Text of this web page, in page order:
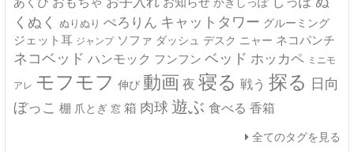
くぬく ぬりぬり ぺろりん キャットタワー グルーミング
ジェット耳 ジャンプ ソファ ダッシュ デスク ニャー ネコパンチ
ネコベッド ハンモック フンフン ベッド ホッカペ ミニモ
アレ モフモフ 伸び 動画 夜 寝る 戦う 探る 日向
ぼっこ 棚 爪とぎ 窓 箱 肉球 遊ぶ 食べる 香箱
全てのタグを見る